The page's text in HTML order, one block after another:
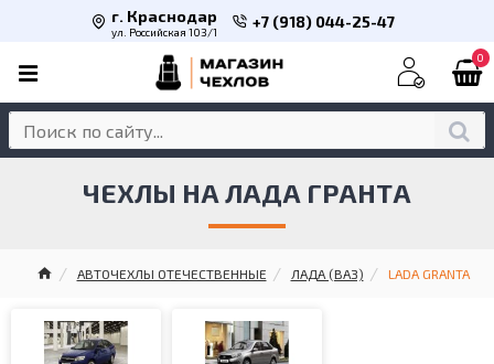
г. Краснодар
ул. Российская 103/1
+7 (918) 044-25-47
0
АВТОЧЕХЛЫ ОТЕЧЕСТВЕННЫЕ ЛАДА (ВАЗ) LADA GRANTA
ЧЕХЛЫ НА ЛАДА ГРАНТА